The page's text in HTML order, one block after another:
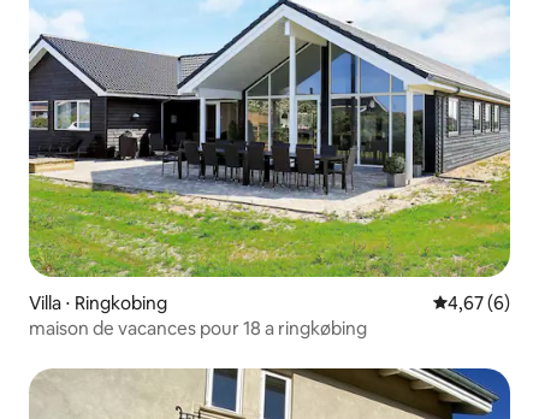
Villa ⋅ Ringkobing Évaluation
4,67 (6)
maison de vacances pour 18 a ringkøbing